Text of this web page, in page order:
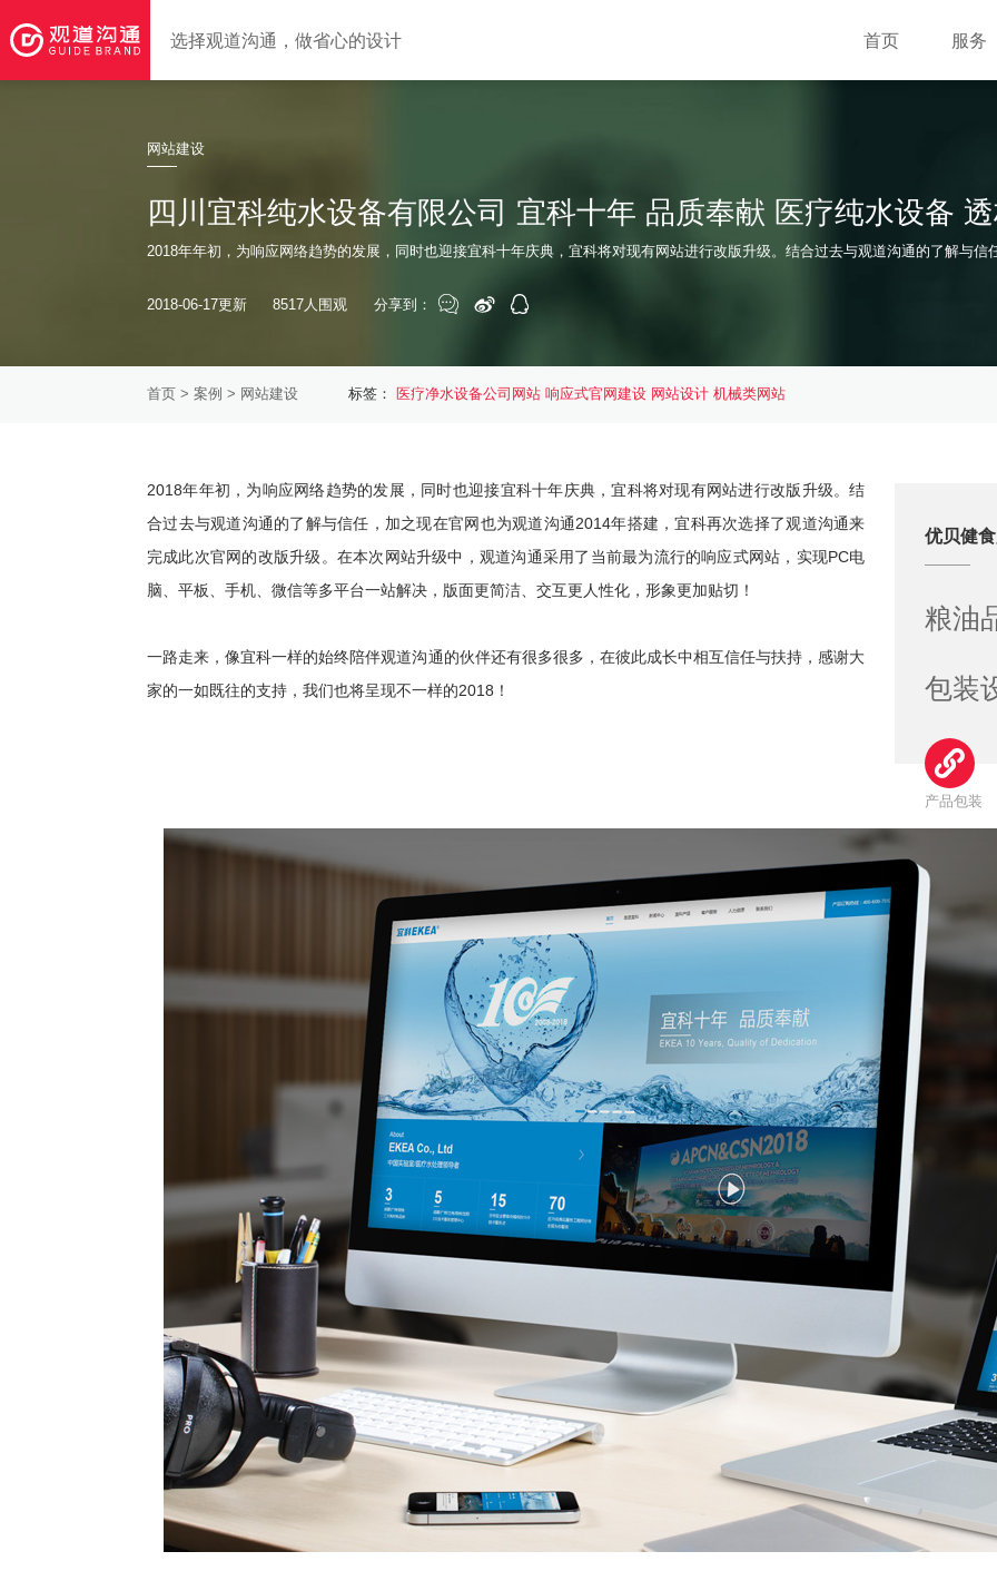
选择观道沟通，做省心的设计 首页 服务
网站建设
四川宜科纯水设备有限公司 宜科十年 品质奉献 医疗纯水设备
2018年年初，为响应网络趋势的发展，同时也迎接宜科十年庆典，宜科将对现有网站进行改版升级。结合过去与观道沟通的了解与
2018-06-17更新 8517人围观 分享到：
首页 > 案例 > 网站建设 标签： 医疗净水设备公司网站 响应式官网建设 网站设计 机械类网站
优贝健食用
粮油
包装
产品包装
2018年年初，为响应网络趋势的发展，同时也迎接宜科十年庆典，宜科将对现有网站进行改版升级。结
合过去与观道沟通的了解与信任，加之现在官网也为观道沟通2014年搭建，宜科再次选择了观道沟通来
完成此次官网的改版升级。在本次网站升级中，观道沟通采用了当前最为流行的响应式网站，实现PC电
脑、平板、手机、微信等多平台一站解决，版面更简洁、交互更人性化，形象更加贴切！
一路走来，像宜科一样的始终陪伴观道沟通的伙伴还有很多很多，在彼此成长中相互信任与扶持，感谢大
家的一如既往的支持，我们也将呈现不一样的2018！